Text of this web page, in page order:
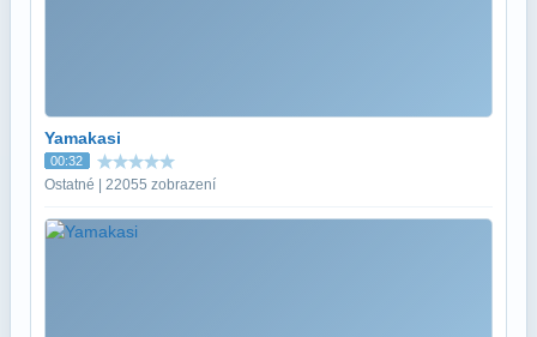
Yamakasi
00:32
Ostatné | 22055 zobrazení